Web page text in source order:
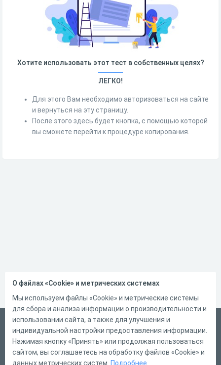
Хотите использовать этот тест в собственных целях?
ЛЕГКО!
Для этого Вам необходимо авторизоваться на сайте
и вернуться на эту страницу.
После этого здесь будет кнопка, с помощью которой
вы сможете перейти к процедуре копирования.
Русский
Справка
Форма обратной связи
О файлах «Cookie» и метрических системах
Мы используем файлы «Cookie» и метрические системы
для сбора и анализа информации о производительности и
использовании сайта, а также для улучшения и
индивидуальной настройки предоставления информации.
Нажимая кнопку «Принять» или продолжая пользоваться
сайтом, вы соглашаетесь на обработку файлов «Cookie» и
данных метрических систем. Подробнее